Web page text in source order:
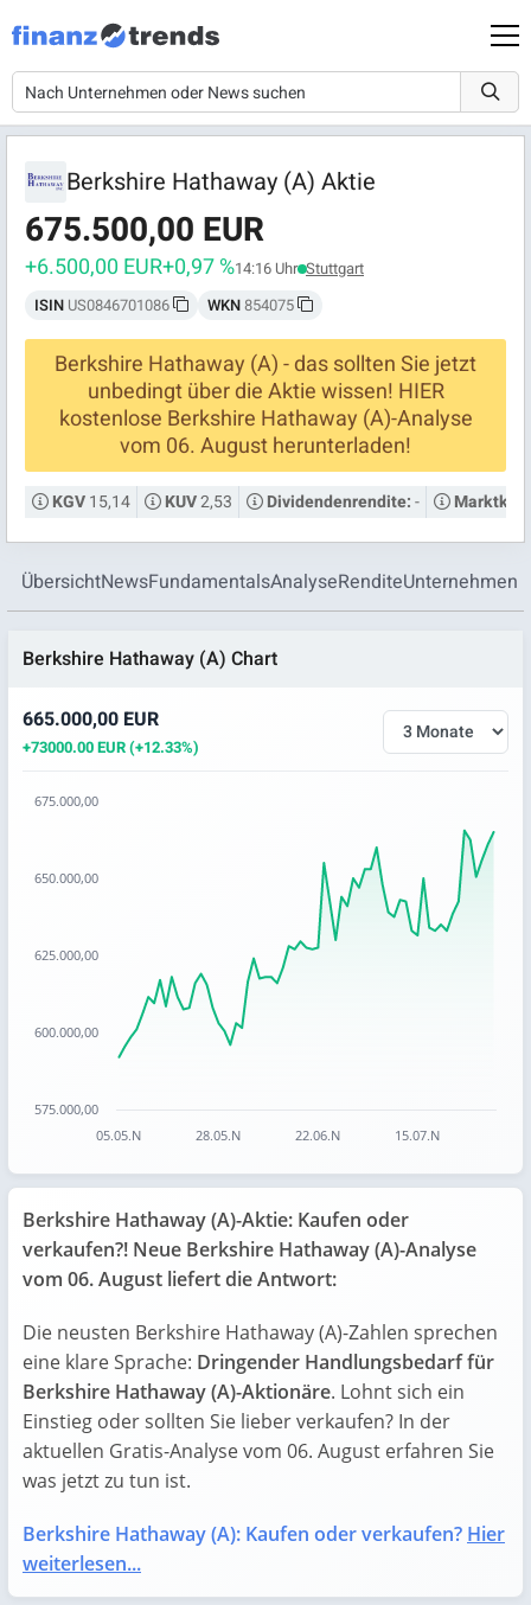
Berkshire Hathaway (A) Aktie
675.500,00 EUR
+6.500,00 EUR+0,97 %14:16 Uhr Stuttgart
ISIN US0846701086 WKN854075
Berkshire Hathaway (A) - das sollten Sie jetzt
unbedingt über die Aktie wissen! HIER
kostenlose Berkshire Hathaway (A)-Analyse
vom 06. August herunterladen!
KGV15,14 KUV2,53 Dividendenrendite:-
ÜbersichtNewsFundamentalsAnalyseRenditeUnternehmen
Berkshire Hathaway (A) Chart
665.000,00 EUR
+73000.00 EUR (+12.33%)
Chart with 65 data points.
The chart has 1 X axis displaying categories.
The chart has 1 Y axis displaying values. Data ranges from
05.05.N 28.05.N 22.06.N 15.07.N
575.000,00
600.000,00
625.000,00
650.000,00
675.000,00
Berkshire Hathaway (A)-Aktie: Kaufen oder
verkaufen?! Neue Berkshire Hathaway (A)-Analyse
vom 06. August liefert die Antwort:
Die neusten Berkshire Hathaway (A)-Zahlen sprechen
eine klare Sprache: Dringender Handlungsbedarf für
Berkshire Hathaway (A)-Aktionäre. Lohnt sich ein
Einstieg oder sollten Sie lieber verkaufen? In der
aktuellen Gratis-Analyse vom 06. August erfahren Sie
was jetzt zu tun ist.
Berkshire Hathaway (A): Kaufen oder verkaufen? Hier
weiterlesen...